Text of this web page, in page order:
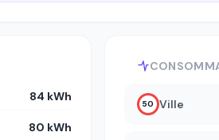
84 kWh
80 kWh
50 Ville